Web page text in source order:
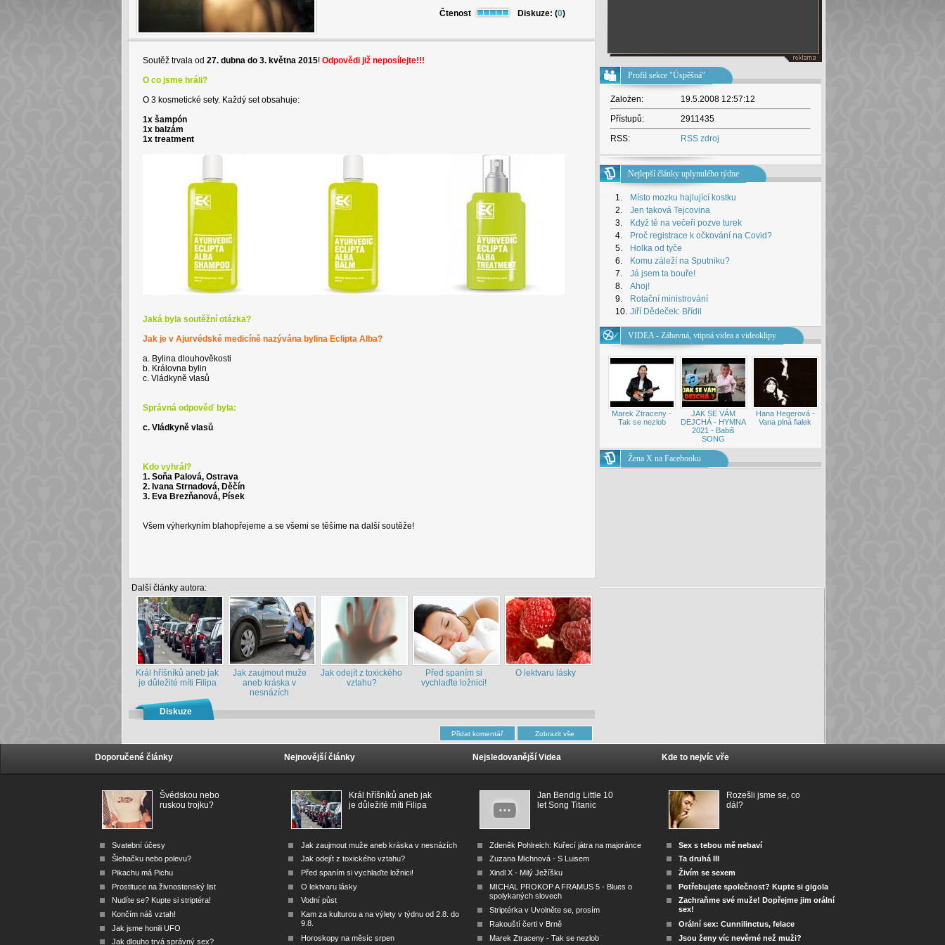
Čtenost Diskuze: (0)
Soutěž trvala od 27. dubna do 3. května 2015! Odpovědi již neposílejte!!!
O co jsme hráli?
O 3 kosmetické sety. Každý set obsahuje:
1x šampón
1x balzám
1x treatment
Jaká byla soutěžní otázka?
Jak je v Ajurvédské medicíně nazývána bylina Eclipta Alba?
a. Bylina dlouhověkosti
b. Královna bylin
c. Vládkyně vlasů
Správná odpověď byla:
c. Vládkyně vlasů
Kdo vyhrál?
1. Soňa Palová, Ostrava
2. Ivana Strnadová, Děčín
3. Eva Brezňanová, Písek
Všem výherkyním blahopřejeme a se všemi se těšíme na další soutěže!
Další články autora:
Král hříšníků aneb jak
je důležité míti Filipa
Jak zaujmout muže
aneb kráska v
nesnázích
Jak odejít z toxického
vztahu?
Před spaním si
vychlaďte ložnici!
O lektvaru lásky
Diskuze
Profil sekce "Úspěšná"
Založen:
19.5.2008 12:57:12
Přístupů:
2911435
RSS:
RSS zdroj
Nejlepší články uplynulého týdne
1.
Místo mozku hajlující kostku
2.
Jen taková Tejcovina
3.
Když tě na večeři pozve turek
4.
Proč registrace k očkování na Covid?
5.
Holka od tyče
6.
Komu záleží na Sputniku?
7.
Já jsem ta bouře!
8.
Ahoj!
9.
Rotační ministrování
10. Jiří Dědeček: Břídil
VIDEA - Zábavná, vtipná videa a videoklipy
Hana Hegerová -
Vana plná fialek
JAK SE VÁM
DEJCHÁ - HYMNA
2021 - Babiš
SONG
Marek Ztraceny -
Tak se nezlob
Žena X na Facebooku
Doporučené články
Švédskou nebo
ruskou trojku?
Svatební účesy
Šlehačku nebo polevu?
Pikachu má Pichu
Prostituce na živnostenský list
Nudíte se? Kupte si striptéra!
Končím náš vztah!
Jak jsme honili UFO
Jak dlouho trvá správný sex?
Nejnovější články
Král hříšníků aneb jak
je důležité míti Filipa
Jak zaujmout muže aneb kráska v nesnázích
Jak odejít z toxického vztahu?
Před spaním si vychlaďte ložnici!
O lektvaru lásky
Vodní půst
Kam za kulturou a na výlety v týdnu od 2.8. do
9.8.
Horoskopy na měsíc srpen
Nejsledovanější Videa
Jan Bendig Little 10
let Song Titanic
Zdeněk Pohlreich: Kuřecí játra na majoránce
Zuzana Michnová - S Luisem
Xindl X - Milý Ježíšku
MICHAL PROKOP A FRAMUS 5 - Blues o
spolykaných slovech
Striptérka v Uvolněte se, prosím
Rakouští čerti v Brně
Marek Ztraceny - Tak se nezlob
Kde to nejvíc vře
Rozešli jsme se, co
dál?
Sex s tebou mě nebaví
Ta druhá III
Živím se sexem
Potřebujete společnost? Kupte si gigola
Zachraňme své muže! Dopřejme jim orální
sex!
Orální sex: Cunnilinctus, felace
Jsou ženy víc nevěrné než muži?